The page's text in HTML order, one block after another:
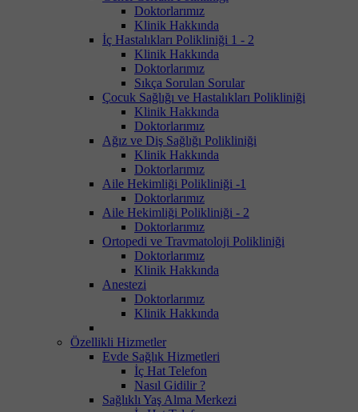
Doktorlarımız
Klinik Hakkında
İç Hastalıkları Polikliniği 1 - 2
Klinik Hakkında
Doktorlarımız
Sıkça Sorulan Sorular
Çocuk Sağlığı ve Hastalıkları Polikliniği
Klinik Hakkında
Doktorlarımız
Ağız ve Diş Sağlığı Polikliniği
Klinik Hakkında
Doktorlarımız
Aile Hekimliği Polikliniği -1
Doktorlarımız
Aile Hekimliği Polikliniği - 2
Doktorlarımız
Ortopedi ve Travmatoloji Polikliniği
Doktorlarımız
Klinik Hakkında
Anestezi
Doktorlarımız
Klinik Hakkında
Özellikli Hizmetler
Evde Sağlık Hizmetleri
İç Hat Telefon
Nasıl Gidilir ?
Sağlıklı Yaş Alma Merkezi